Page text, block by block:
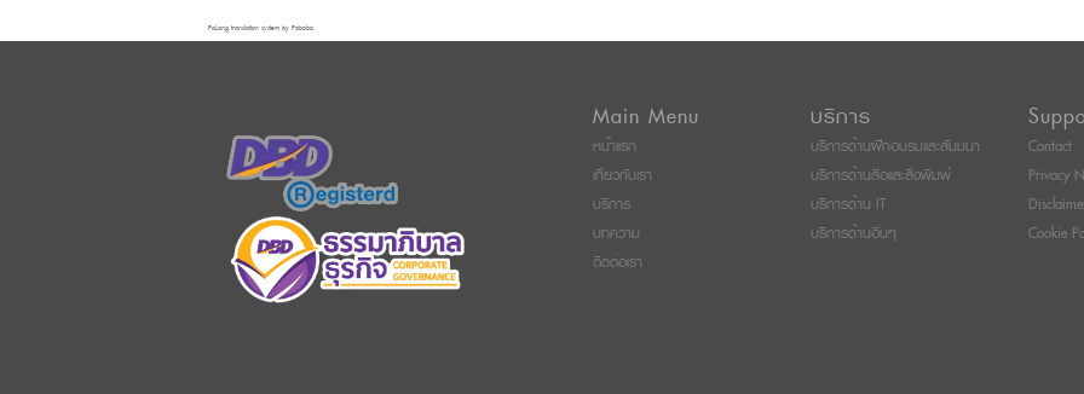
FaLang translation system by Faboba
Main Menu
หน้าแรก
เกี่ยวกับเรา
บริการ
บทความ
ติดต่อเรา
บริการ
บริการด้านฝึกอบรมและสัมมนา
บริการด้านสื่อและสิ่งพิมพ์
บริการด้าน IT
บริการด้านอื่นๆ
Contact
Privacy
Cookie